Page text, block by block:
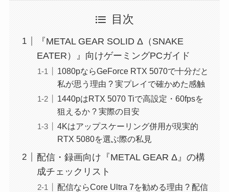
目次
『METAL GEAR SOLID Δ（SNAKE
EATER）』向けゲーミングPCガイド
1080pならGeForce RTX 5070で十分だと
私が思う理由 ? 実プレイで確かめた感触
1440pはRTX 5070 Tiで高設定・60fpsを
狙えるか ? 実際の目安
4Kはアップスケーリング併用が現実的
RTX 5080を選ぶ際の私見
配信・録画向け『METAL GEAR Δ』の構
成チェックリスト
配信ならCore Ultra 7を勧める理由 ? 配信